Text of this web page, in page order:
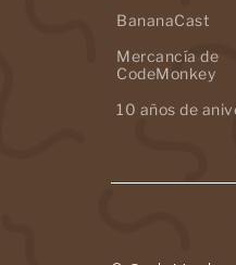
BananaCast
Mercancía de
CodeMonkey
10 años de